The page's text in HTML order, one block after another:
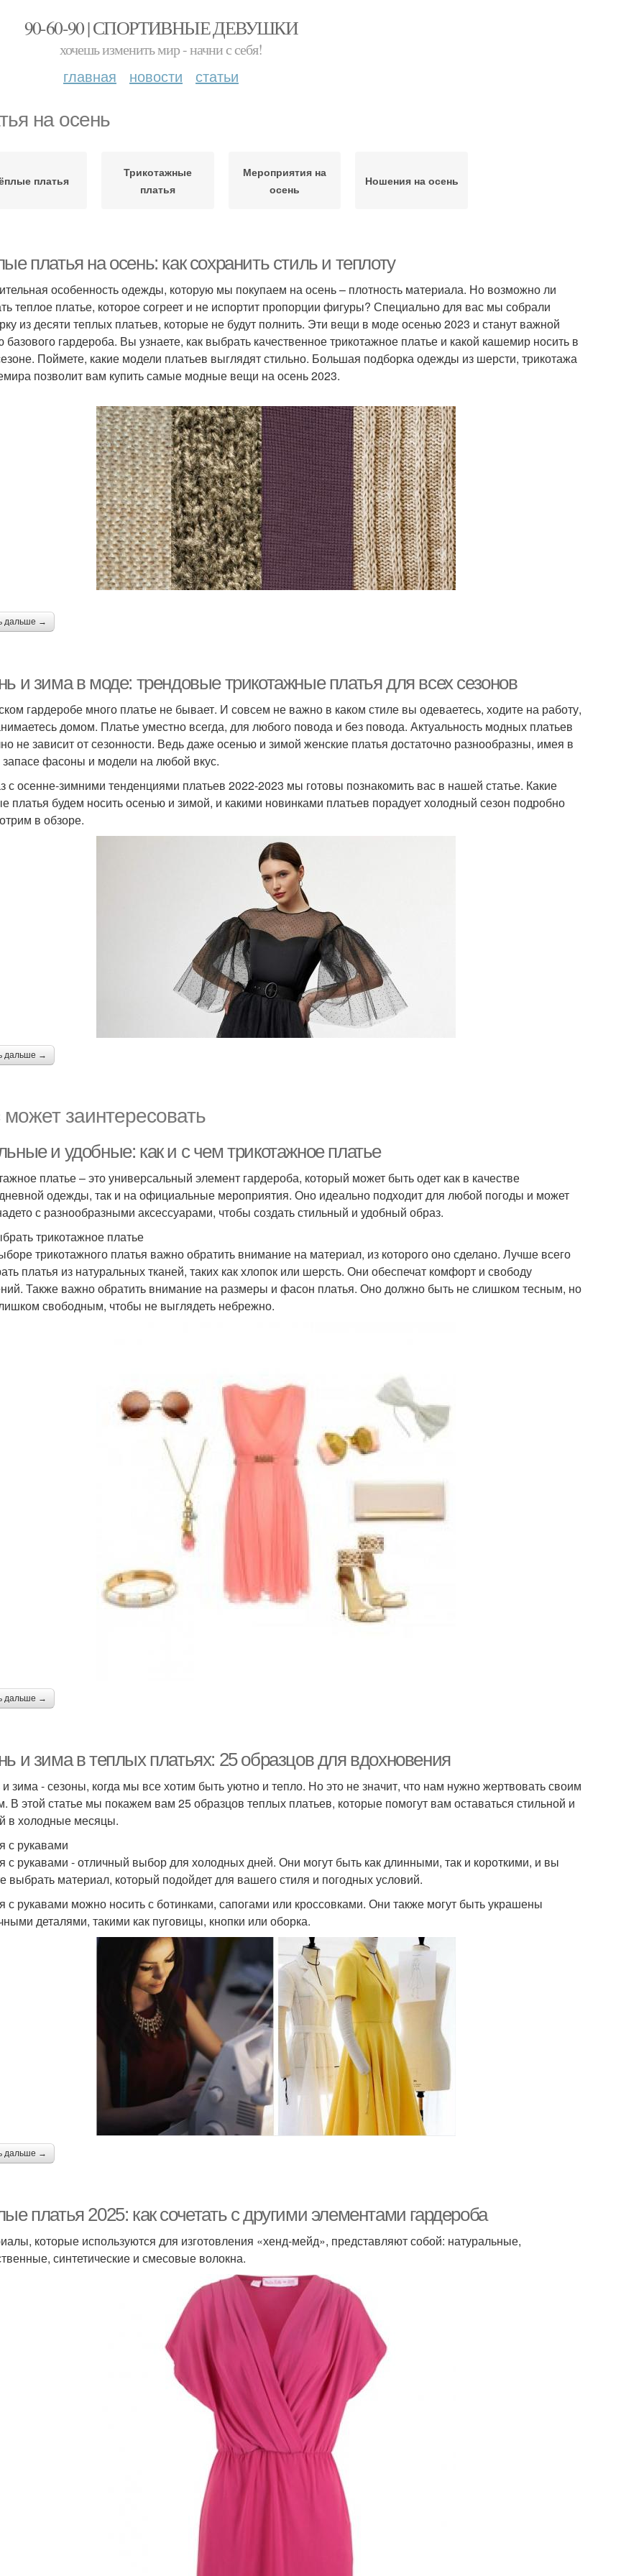
90-60-90 | СПОРТИВНЫЕ ДЕВУШКИ
хочешь изменить мир - начни с себя!
главная новости статьи
на осень
платья
Трикотажные
платья
Мероприятия на
осень
Ношения на осень
платья на осень: как сохранить стиль и теплоту
особенность одежды, которую мы покупаем на осень – плотность материала. Но возможно ли
теплое платье, которое согреет и не испортит пропорции фигуры? Специально для вас мы собрали
из десяти теплых платьев, которые не будут полнить. Эти вещи в моде осенью 2023 и станут важной
базового гардероба. Вы узнаете, как выбрать качественное трикотажное платье и какой кашемир носить в
Поймете, какие модели платьев выглядят стильно. Большая подборка одежды из шерсти, трикотажа
позволит вам купить самые модные вещи на осень 2023.
дальше →
и зима в моде: трендовые трикотажные платья для всех сезонов
гардеробе много платье не бывает. И совсем не важно в каком стиле вы одеваетесь, ходите на работу,
домом. Платье уместно всегда, для любого повода и без повода. Актуальность модных платьев
не зависит от сезонности. Ведь даже осенью и зимой женские платья достаточно разнообразны, имея в
фасоны и модели на любой вкус.
с осенне-зимними тенденциями платьев 2022-2023 мы готовы познакомить вас в нашей статье. Какие
платья будем носить осенью и зимой, и какими новинками платьев порадует холодный сезон подробно
в обзоре.
дальше →
заинтересовать
и удобные: как и с чем трикотажное платье
платье – это универсальный элемент гардероба, который может быть одет как в качестве
одежды, так и на официальные мероприятия. Оно идеально подходит для любой погоды и может
с разнообразными аксессуарами, чтобы создать стильный и удобный образ.
трикотажное платье
трикотажного платья важно обратить внимание на материал, из которого оно сделано. Лучше всего
платья из натуральных тканей, таких как хлопок или шерсть. Они обеспечат комфорт и свободу
Также важно обратить внимание на размеры и фасон платья. Оно должно быть не слишком тесным, но
свободным, чтобы не выглядеть небрежно.
дальше →
и зима в теплых платьях: 25 образцов для вдохновения
зима - сезоны, когда мы все хотим быть уютно и тепло. Но это не значит, что нам нужно жертвовать своим
В этой статье мы покажем вам 25 образцов теплых платьев, которые помогут вам оставаться стильной и
в холодные месяцы.
с рукавами
с рукавами - отличный выбор для холодных дней. Они могут быть как длинными, так и короткими, и вы
выбрать материал, который подойдет для вашего стиля и погодных условий.
с рукавами можно носить с ботинками, сапогами или кроссовками. Они также могут быть украшены
деталями, такими как пуговицы, кнопки или оборка.
дальше →
платья 2025: как сочетать с другими элементами гардероба
которые используются для изготовления «хенд-мейд», представляют собой: натуральные,
синтетические и смесовые волокна.